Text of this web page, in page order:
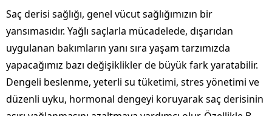
Saç derisi sağlığı, genel vücut sağlığımızın bir
yansımasıdır. Yağlı saçlarla mücadelede, dışarıdan
uygulanan bakımların yanı sıra yaşam tarzımızda
yapacağımız bazı değişiklikler de büyük fark yaratabilir.
Dengeli beslenme, yeterli su tüketimi, stres yönetimi ve
düzenli uyku, hormonal dengeyi koruyarak saç derisinin